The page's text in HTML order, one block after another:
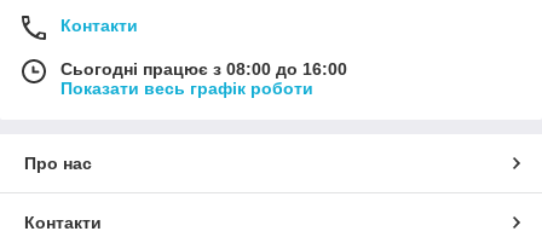
Контакти
Сьогодні працює з 08:00 до 16:00
Показати весь графік роботи
Про нас
Контакти